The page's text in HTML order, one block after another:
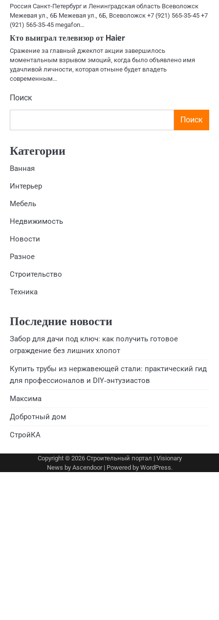
Россия Санкт-Петербург и Ленинградская область Всеволожск
Межевая ул., 6Б Межевая ул., 6Б, Всеволожск +7 (921) 565-35-45 +7
(921) 565-35-45 megafon…
Кто выиграл телевизор от Haier
Сражение за главный джекпот акции завершилось
моментальным взрывом эмоций, когда было объявлено имя
удачливой личности, которая отныне будет владеть
современным…
Поиск
Поиск
Категории
Ванная
Интерьер
Мебель
Недвижимость
Новости
Разное
Строительство
Техника
Последние новости
Забор для дачи под ключ: как получить готовое
ограждение без лишних хлопот
Купить трубы из нержавеющей стали: практический гид
для профессионалов и DIY‑энтузиастов
Максима
Добротный дом
СтройКА
Copyright © 2026 Строительный портал | Visionary
News by Ascendoor| Powered by WordPress.